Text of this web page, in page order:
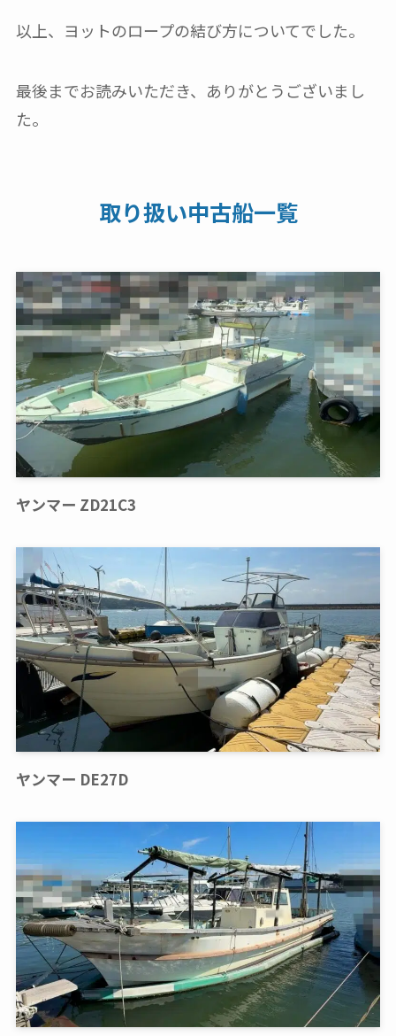
以上、ヨットのロープの結び方についてでした。
最後までお読みいただき、ありがとうございまし
た。
取り扱い中古船一覧
ヤンマー ZD21C3
ヤンマー DE27D